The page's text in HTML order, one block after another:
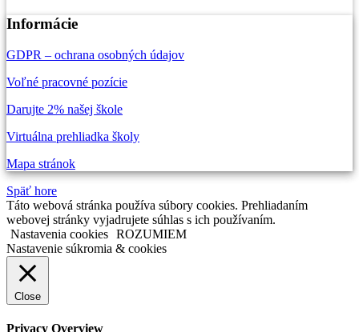
Informácie
GDPR – ochrana osobných údajov
Voľné pracovné pozície
Darujte 2% našej škole
Virtuálna prehliadka školy
Mapa stránok
Späť hore
Táto webová stránka používa súbory cookies. Prehliadaním
webovej stránky vyjadrujete súhlas s ich používaním.
Nastavenia cookies ROZUMIEM
Nastavenie súkromia & cookies
Close
Privacy Overview